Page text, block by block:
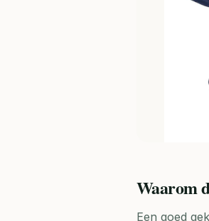
Waarom
Een goed